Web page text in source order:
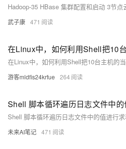
武子康 471
在Linux中，如何利用Shell把10台主机的
游客mldfis24krfue 264
未来AI笔记 471